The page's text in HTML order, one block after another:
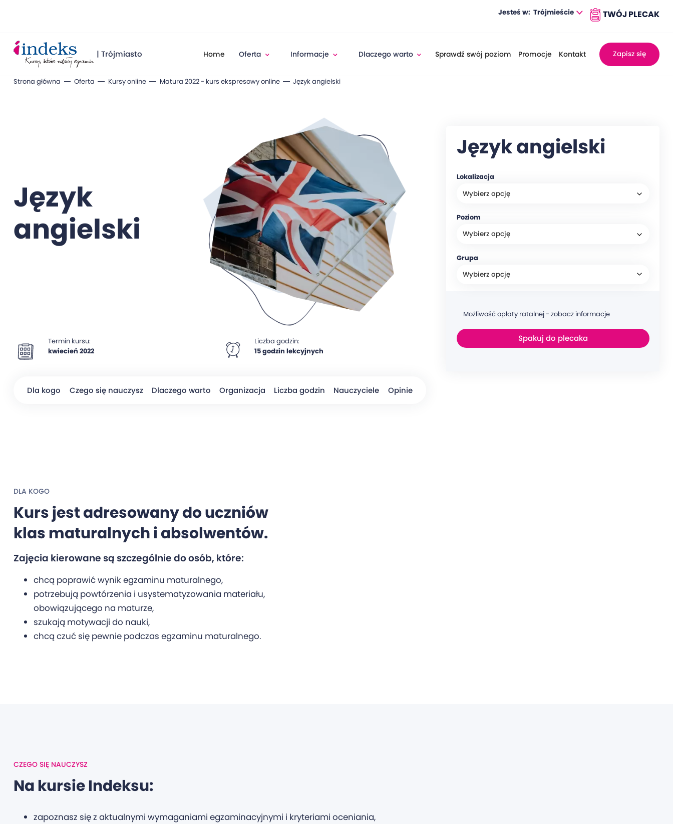
Jesteś w: Trójmieście
| Trójmiasto Home Oferta Informacje Dlaczego warto Sprawdź swój poziom Promocje Kontakt Zapisz się
Strona główna Oferta Kursy online Matura 2022 - kurs ekspresowy online Język angielski
Język
angielski
Termin kursu:
kwiecień 2022
Liczba godzin:
15 godzin lekcyjnych
Dla kogo Czego się nauczysz Dlaczego warto Organizacja Liczba godzin Nauczyciele Opinie
Język angielski
Lokalizacja
Poziom
Grupa
Możliwość opłaty ratalnej - zobacz informacje
Spakuj do plecaka
DLA KOGO
Kurs jest adresowany do uczniów
klas maturalnych i absolwentów.
Zajęcia kierowane są szczególnie do osób, które:
chcą poprawić wynik egzaminu maturalnego,
potrzebują powtórzenia i usystematyzowania materiału,
obowiązującego na maturze,
szukają motywacji do nauki,
chcą czuć się pewnie podczas egzaminu maturalnego.
CZEGO SIĘ NAUCZYSZ
Na kursie Indeksu:
zapoznasz się z aktualnymi wymaganiami egzaminacyjnymi i kryteriami oceniania,